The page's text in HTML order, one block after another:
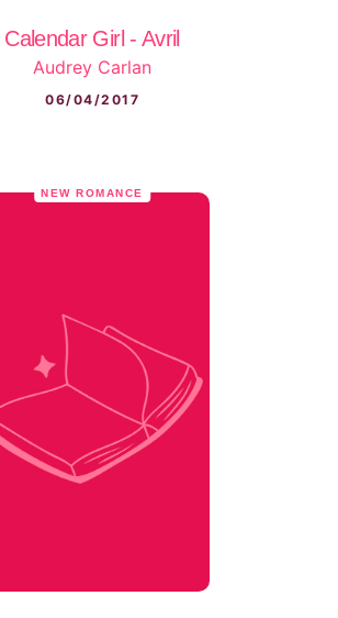
Calendar Girl - Avril
Audrey Carlan
06/04/2017
NEW ROMANCE